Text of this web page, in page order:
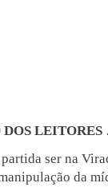
LEITORES
ser na
da